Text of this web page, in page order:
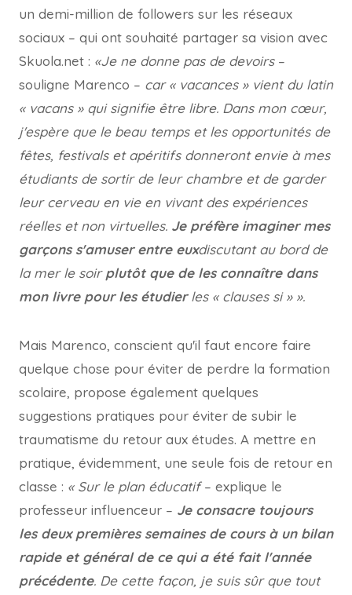
un demi-million de followers sur les réseaux
sociaux – qui ont souhaité partager sa vision avec
Skuola.net : «Je ne donne pas de devoirs –
souligne Marenco – car « vacances » vient du latin
« vacans » qui signifie être libre. Dans mon cœur,
j'espère que le beau temps et les opportunités de
fêtes, festivals et apéritifs donneront envie à mes
étudiants de sortir de leur chambre et de garder
leur cerveau en vie en vivant des expériences
réelles et non virtuelles. Je préfère imaginer mes
garçons s'amuser entre euxdiscutant au bord de
la mer le soirplutôt que de les connaître dans
mon livre pour les étudierles « clauses si » ».
Mais Marenco, conscient qu'il faut encore faire
quelque chose pour éviter de perdre la formation
scolaire, propose également quelques
suggestions pratiques pour éviter de subir le
traumatisme du retour aux études. A mettre en
pratique, évidemment, une seule fois de retour en
classe : « Sur le plan éducatif– explique le
professeur influenceur – Je consacre toujours
les deux premières semaines de cours à un bilan
rapide et général de ce qui a été fait l'année
précédente. De cette façon, je suis sûr que tout